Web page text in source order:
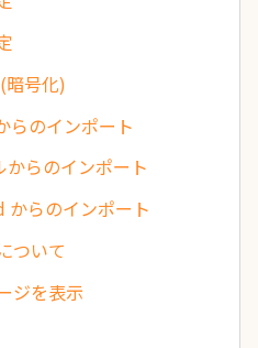
暗号化)
のインポート
らのインポート
らのインポート
ついて
ジを表示